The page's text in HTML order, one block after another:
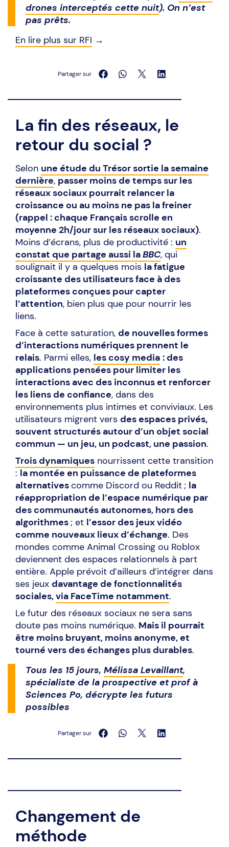
drones interceptés cette nuit). On n’est
pas prêts.
En lire plus sur RFI →
Partager sur
La fin des réseaux, le
retour du social ?
Selon une étude du Trésor sortie la semaine
dernière, passer moins de temps sur les
réseaux sociaux pourrait relancer la
croissance ou au moins ne pas la freiner
(rappel : chaque Français scrolle en
moyenne 2h/jour sur les réseaux sociaux).
Moins d’écrans, plus de productivité : un
constat que partage aussi laBBC, qui
soulignait il y a quelques mois la fatigue
croissante des utilisateurs face à des
plateformes conçues pour capter
l’attention, bien plus que pour nourrir les
liens.
Face à cette saturation, de nouvelles formes
d’interactions numériques prennent le
relais. Parmi elles, les cosy media : des
applications pensées pour limiter les
interactions avec des inconnus et renforcer
les liens de confiance, dans des
environnements plus intimes et conviviaux. Les
utilisateurs migrent vers des espaces privés,
souvent structurés autour d’un objet social
commun — un jeu, un podcast, une passion.
Trois dynamiques nourrissent cette transition
: la montée en puissance de plateformes
alternativescomme Discord ou Reddit ; la
réappropriation de l’espace numérique par
des communautés autonomes, hors des
algorithmes; et l’essor des jeux vidéo
comme nouveaux lieux d’échange. Des
mondes comme Animal Crossing ou Roblox
deviennent des espaces relationnels à part
entière. Apple prévoit d’ailleurs d’intégrer dans
ses jeux davantage de fonctionnalités
sociales,via FaceTime notamment.
Le futur des réseaux sociaux ne sera sans
doute pas moins numérique. Mais il pourrait
être moins bruyant, moins anonyme, et
tourné vers des échanges plus durables.
Tous les 15 jours, Mélissa Levaillant,
spécialiste de la prospective et prof à
Sciences Po, décrypte les futurs
possibles
Partager sur
Changement de
méthode